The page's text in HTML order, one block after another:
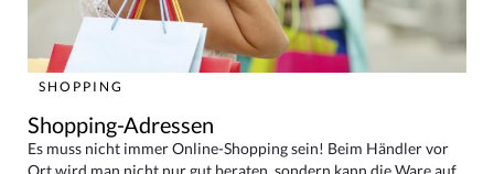
SHOPPING
Shopping-Adressen
Es muss nicht immer Online-Shopping sein! Beim Händler vor